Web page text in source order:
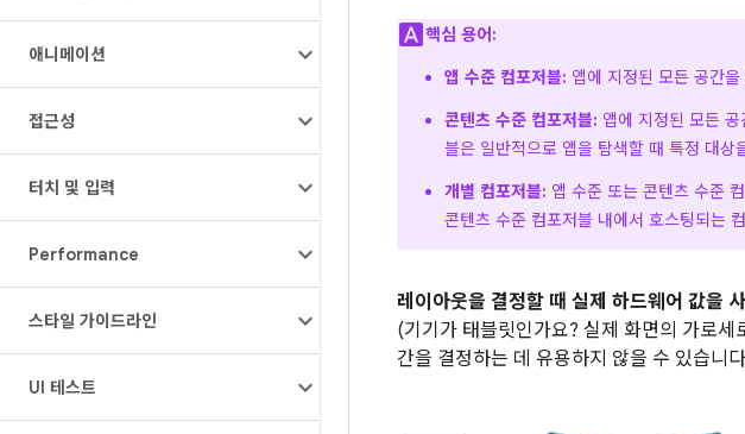
애니메이션
접근성
터치 및 입력
Performance
스타일 가이드라인
UI 테스트
핵심 용어:
앱 수준 컴포저블: 앱에 지정된 모든 공간
콘텐츠 수준 컴포저블: 앱에 지정된 모든
블은 일반적으로 앱을 탐색할 때 특정 대상
개별 컴포저블: 앱 수준 또는 콘텐츠 수준
콘텐츠 수준 컴포저블 내에서 호스팅되는
레이아웃을 결정할 때 실제 하드웨어 값을
(기기가 태블릿인가요? 실제 화면의 가로
간을 결정하는 데 유용하지 않을 수 있습니